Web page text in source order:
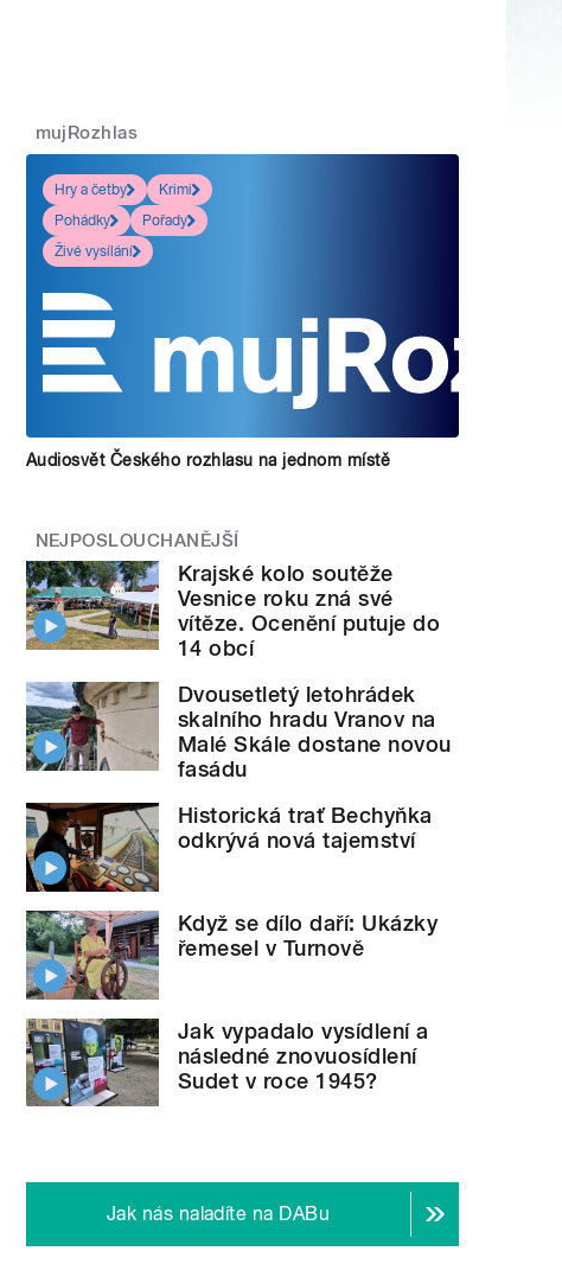
mujRozhlas
Hry a četby
Krimi
Pohádky
Pořady
Živé vysílání
Audiosvět Českého rozhlasu na jednom místě
NEJPOSLOUCHANĚJŠÍ
Krajské kolo soutěže
Vesnice roku zná své
vítěze. Ocenění putuje do
14 obcí
Dvousetletý letohrádek
skalního hradu Vranov na
Malé Skále dostane novou
fasádu
Historická trať Bechyňka
odkrývá nová tajemství
Když se dílo daří: Ukázky
řemesel v Turnově
Jak vypadalo vysídlení a
následné znovuosídlení
Sudet v roce 1945?
Jak nás naladíte na DABu